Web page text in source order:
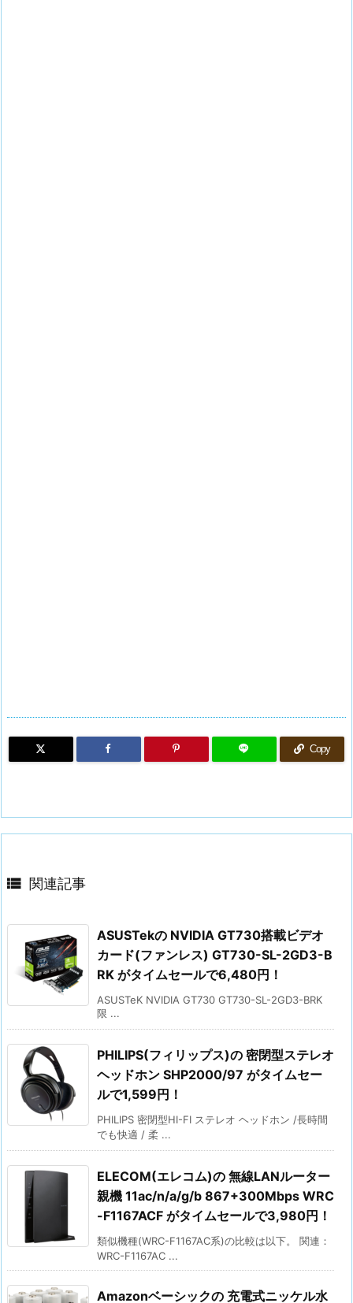
Copy
 関連記事
ASUSTekの NVIDIA GT730搭載ビデオ
カード(ファンレス) GT730-SL-2GD3-B
RK がタイムセールで6,480円！
ASUSTeK NVIDIA GT730 GT730-SL-2GD3-BRK
限 ...
PHILIPS(フィリップス)の 密閉型ステレオ
ヘッドホン SHP2000/97 がタイムセー
ルで1,599円！
PHILIPS 密閉型HI-FI ステレオ ヘッドホン /長時間
でも快適 / 柔 ...
ELECOM(エレコム)の 無線LANルーター
親機 11ac/n/a/g/b 867+300Mbps WRC
-F1167ACF がタイムセールで3,980円！
類似機種(WRC-F1167AC系)の比較は以下。 関連：
WRC-F1167AC ...
Amazonベーシックの 充電式ニッケル水